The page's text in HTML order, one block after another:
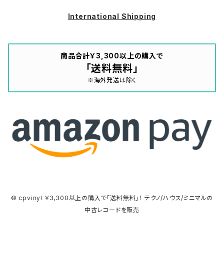
International Shipping
商品合計￥3,300以上の購入で
「送料無料」
※海外発送は除く
© cpvinyl ￥3,300以上の購入で「送料無料」！ テクノ/ハウス/ミニマルの
中古レコードを販売